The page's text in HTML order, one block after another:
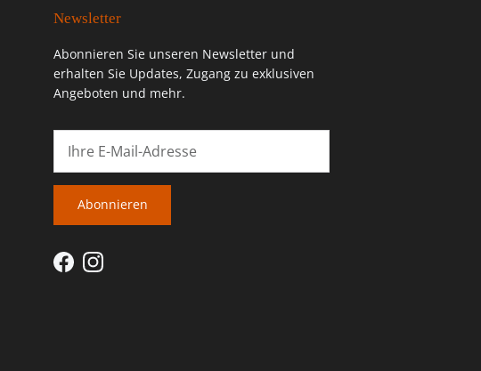
Newsletter
Abonnieren Sie unseren Newsletter und
erhalten Sie Updates, Zugang zu exklusiven
Angeboten und mehr.
Abonnieren
FacebookInstagram